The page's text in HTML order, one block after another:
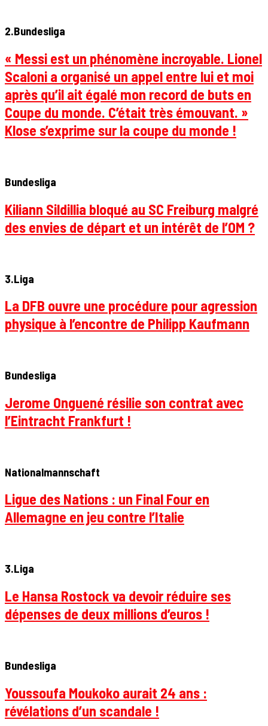
2.Bundesliga
« Messi est un phénomène incroyable. Lionel
Scaloni a organisé un appel entre lui et moi
après qu’il ait égalé mon record de buts en
Coupe du monde. C’était très émouvant. »
Klose s’exprime sur la coupe du monde !
Bundesliga
Kiliann Sildillia bloqué au SC Freiburg malgré
des envies de départ et un intérêt de l’OM ?
3.Liga
La DFB ouvre une procédure pour agression
physique à l’encontre de Philipp Kaufmann
Bundesliga
Jerome Onguené résilie son contrat avec
l’Eintracht Frankfurt !
Nationalmannschaft
Ligue des Nations : un Final Four en
Allemagne en jeu contre l’Italie
3.Liga
Le Hansa Rostock va devoir réduire ses
dépenses de deux millions d’euros !
Bundesliga
Youssoufa Moukoko aurait 24 ans :
révélations d’un scandale !